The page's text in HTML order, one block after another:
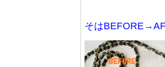
そは